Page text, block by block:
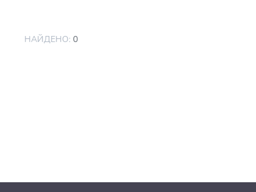
НАЙДЕНО: 0